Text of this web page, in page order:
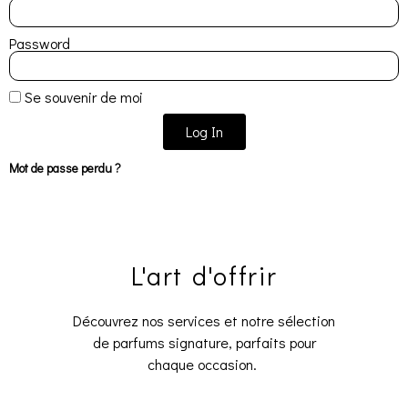
Password
Se souvenir de moi
Log In
Mot de passe perdu ?
L'art d'offrir
Découvrez nos services et notre sélection
de parfums signature, parfaits pour
chaque occasion.